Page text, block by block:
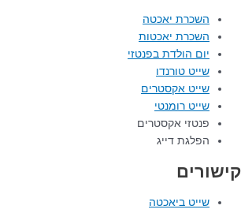
השכרת יאכטה
השכרת יאכטות
יום הולדת בפנטזי
שייט טורנדו
שייט אקסטרים
שייט רומנטי
פנטזי אקסטרים
הפלגת דייג
קישורים
שייט ביאכטה